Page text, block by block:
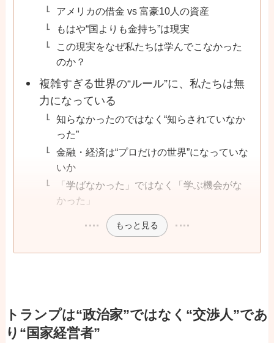
アメリカの借金 vs 富豪10人の資産
もはや“国よりも金持ち”は現実
この現実をなぜ私たちは学んでこなかった
のか？
複雑すぎる世界の“ルール”に、私たちは無
力になっている
知らなかったのではなく“知らされていなか
った”
金融・経済は“プロだけの世界”になっていな
いか
「学ばなかった」ではなく「学ぶ機会がな
かった」
もっと見る
トランプは“政治家”ではなく“交渉人”であ
り“国家経営者”